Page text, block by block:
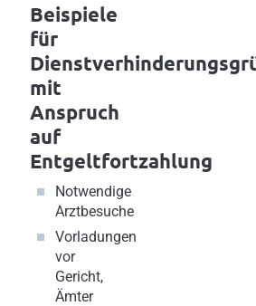
Beispiele
für
mit
Anspruch
auf
Entgeltfortzahlung
Notwendige
Arztbesuche
Vorladungen
vor
Gericht,
Ämter